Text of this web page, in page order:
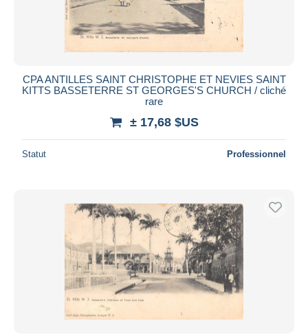
CPA ANTILLES SAINT CHRISTOPHE ET NEVIES SAINT
KITTS BASSETERRE ST GEORGES'S CHURCH / cliché
rare
± 17,68 $US
Statut Professionnel